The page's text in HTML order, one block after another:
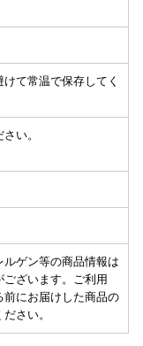
て常温で保存してく
い。
ゲン等の商品情報は
ざいます。ご利用
にお届けした商品の
さい。